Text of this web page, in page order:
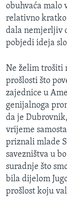
obuhvaća malo
relativno
dala nemjerljiv
pobjedi ideja
Ne želim trošiti
prošlosti što
zajednice u
genijalnoga
da je
vrijeme
priznali mlade
savezništva u
suradnje što
bila dijelom
prošlost koju